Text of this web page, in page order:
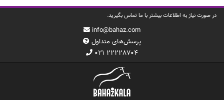
در صورت نیاز به اطلاعات بیشتر با ما تماس بگیرید.
info@bahaz.com
پرسش‌های متداول
۰۲۱ ۲۲۲۲۸۷۰۴